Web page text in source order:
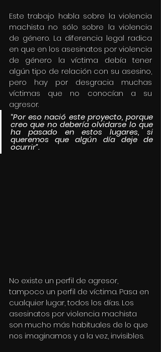
Este trabajo habla sobre la violencia
machista no sólo sobre la violencia
de género. La diferencia legal radica
en que en los asesinatos por violencia
de género la víctima debía tener
algún tipo de relación con su asesino,
pero hay por desgracia muchas
víctimas que no conocían a su
agresor.
“Por eso nació este proyecto, porque
creo que no debería olvidarse lo que
ha pasado en estos lugares, si
queremos que algún día deje de
ocurrir”.
No existe un perfil de agresor,
tampoco un perfil de víctima. Pasa en
cualquier lugar, todos los días. Los
asesinatos por violencia machista
son mucho más habituales de lo que
nos imaginamos y a la vez, invisibles.